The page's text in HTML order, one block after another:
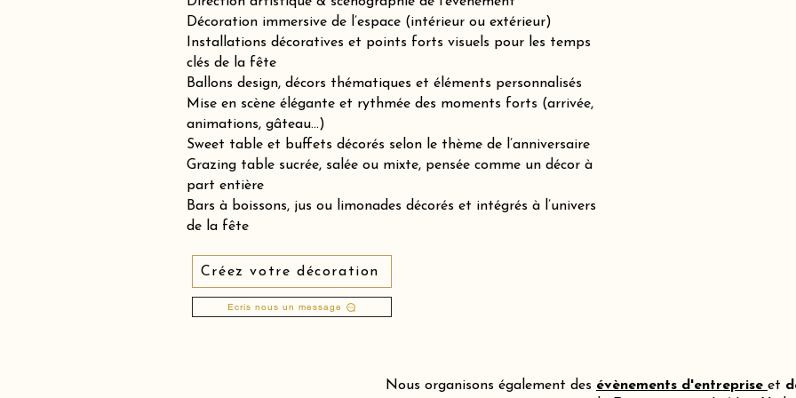
Décoration immersive de l’espace (intérieur ou extérieur)
Installations décoratives et points forts visuels pour les temps
clés de la fête
Ballons design, décors thématiques et éléments personnalisés
Mise en scène élégante et rythmée des moments forts (arrivée,
animations, gâteau…)
Sweet table et buffets décorés selon le thème de l’anniversaire
Grazing table sucrée, salée ou mixte, pensée comme un décor à
part entière
Bars à boissons, jus ou limonades décorés et intégrés à l’univers
de la fête
Créez votre décoration
Ecris nous un message
Nous organisons également des évènements d'entreprise et